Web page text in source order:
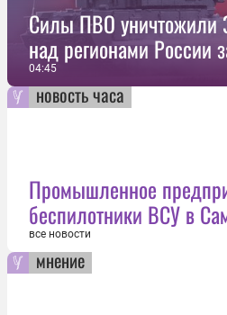
Силы ПВО уничтожили
над регионами России
04:45
новость часа
Промышленное
беспилотники ВСУ в
все новости
мнение